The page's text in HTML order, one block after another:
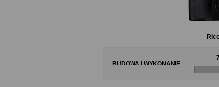
BUDOWA I WYKONANIE